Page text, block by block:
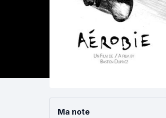
Ma note